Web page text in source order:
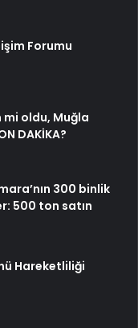
Forumu
oldu, Muğla
DAKİKA?
300 binlik
500 ton satın
Hareketliliği